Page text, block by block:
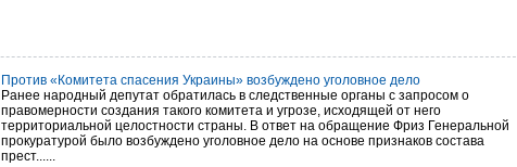
Против «Комитета спасения Украины» возбуждено уголовное дело
Ранее народный депутат обратилась в следственные органы с запросом о
правомерности создания такого комитета и угрозе, исходящей от него
территориальной целостности страны. В ответ на обращение Фриз Генеральной
прокуратурой было возбуждено уголовное дело на основе признаков состава
прест......